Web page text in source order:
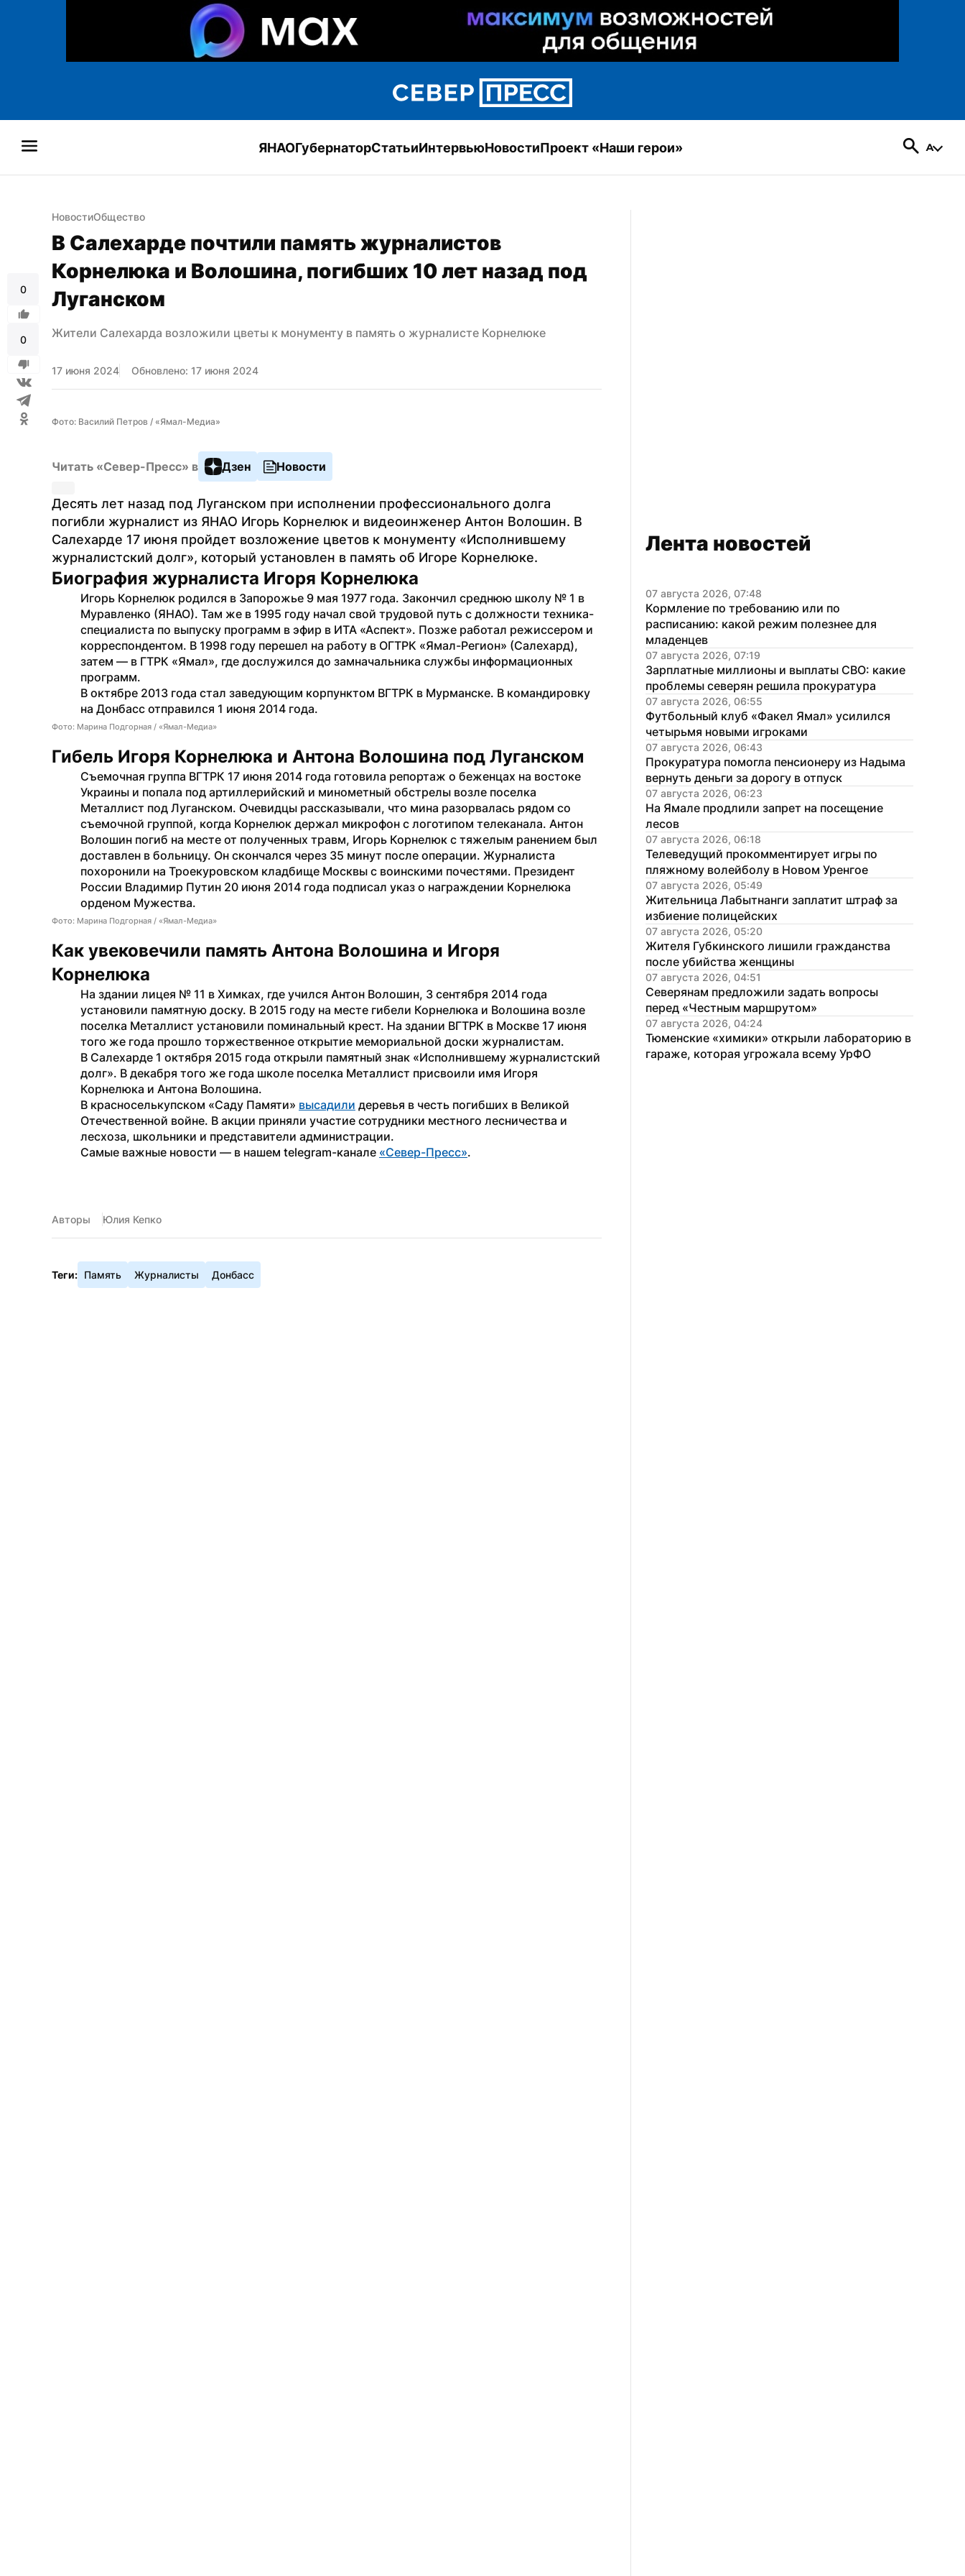
ЯНАОГубернаторСтатьиИнтервьюНовостиПроект «Наши герои»
0
0
НовостиОбщество
В Салехарде почтили память журналистов
Корнелюка и Волошина, погибших 10 лет назад под
Луганском
Жители Салехарда возложили цветы к монументу в память о журналисте Корнелюке
17 июня 2024 Обновлено: 17 июня 2024
Фото: Василий Петров / «Ямал-Медиа»
Читать «Север-Пресс» в Дзен Новости
Десять лет назад под Луганском при исполнении профессионального долга
погибли журналист из ЯНАО Игорь Корнелюк и видеоинженер Антон Волошин. В
Салехарде 17 июня пройдет возложение цветов к монументу «Исполнившему
журналистский долг», который установлен в память об Игоре Корнелюке.
Биография журналиста Игоря Корнелюка
Игорь Корнелюк родился в Запорожье 9 мая 1977 года. Закончил среднюю школу № 1 в
Муравленко (ЯНАО). Там же в 1995 году начал свой трудовой путь с должности техника-
специалиста по выпуску программ в эфир в ИТА «Аспект». Позже работал режиссером и
корреспондентом. В 1998 году перешел на работу в ОГТРК «Ямал-Регион» (Салехард),
затем — в ГТРК «Ямал», где дослужился до замначальника службы информационных
программ.
В октябре 2013 года стал заведующим корпунктом ВГТРК в Мурманске. В командировку
на Донбасс отправился 1 июня 2014 года.
Фото: Марина Подгорная / «Ямал-Медиа»
Гибель Игоря Корнелюка и Антона Волошина под Луганском
Съемочная группа ВГТРК 17 июня 2014 года готовила репортаж о беженцах на востоке
Украины и попала под артиллерийский и минометный обстрелы возле поселка
Металлист под Луганском. Очевидцы рассказывали, что мина разорвалась рядом со
съемочной группой, когда Корнелюк держал микрофон с логотипом телеканала. Антон
Волошин погиб на месте от полученных травм, Игорь Корнелюк с тяжелым ранением был
доставлен в больницу. Он скончался через 35 минут после операции. Журналиста
похоронили на Троекуровском кладбище Москвы с воинскими почестями. Президент
России Владимир Путин 20 июня 2014 года подписал указ о награждении Корнелюка
орденом Мужества.
Фото: Марина Подгорная / «Ямал-Медиа»
Как увековечили память Антона Волошина и Игоря
Корнелюка
На здании лицея № 11 в Химках, где учился Антон Волошин, 3 сентября 2014 года
установили памятную доску. В 2015 году на месте гибели Корнелюка и Волошина возле
поселка Металлист установили поминальный крест. На здании ВГТРК в Москве 17 июня
того же года прошло торжественное открытие мемориальной доски журналистам.
В Салехарде 1 октября 2015 года открыли памятный знак «Исполнившему журналистский
долг». В декабря того же года школе поселка Металлист присвоили имя Игоря
Корнелюка и Антона Волошина.
В красноселькупском «Саду Памяти» высадили деревья в честь погибших в Великой
Отечественной войне. В акции приняли участие сотрудники местного лесничества и
лесхоза, школьники и представители администрации.
Самые важные новости — в нашем telegram-канале «Север-Пресс».
Авторы Юлия Кепко
Теги: Память Журналисты Донбасс
Лента новостей
07 августа 2026, 07:48
Кормление по требованию или по
расписанию: какой режим полезнее для
младенцев
07 августа 2026, 07:19
Зарплатные миллионы и выплаты СВО: какие
проблемы северян решила прокуратура
07 августа 2026, 06:55
Футбольный клуб «Факел Ямал» усилился
четырьмя новыми игроками
07 августа 2026, 06:43
Прокуратура помогла пенсионеру из Надыма
вернуть деньги за дорогу в отпуск
07 августа 2026, 06:23
На Ямале продлили запрет на посещение
лесов
07 августа 2026, 06:18
Телеведущий прокомментирует игры по
пляжному волейболу в Новом Уренгое
07 августа 2026, 05:49
Жительница Лабытнанги заплатит штраф за
избиение полицейских
07 августа 2026, 05:20
Жителя Губкинского лишили гражданства
после убийства женщины
07 августа 2026, 04:51
Северянам предложили задать вопросы
перед «Честным маршрутом»
07 августа 2026, 04:24
Тюменские «химики» открыли лабораторию в
гараже, которая угрожала всему УрФО